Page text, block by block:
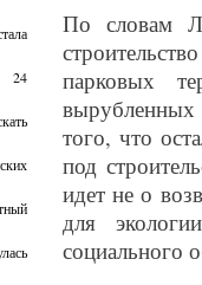
24
По словам
парковых
вырубленных
того, что
под
идет не о
для
социального